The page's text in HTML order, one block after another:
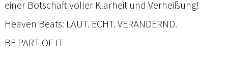
einer Botschaft voller Klarheit und Verheißung!
Heaven Beats: LAUT. ECHT. VERÄNDERND.
BE PART OF IT